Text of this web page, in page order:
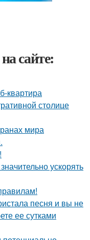
сайте:
квартира
столице
мира
ускорять
песня и вы не
ее сутками